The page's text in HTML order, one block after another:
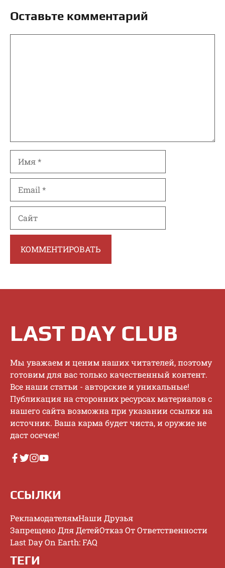
Оставьте комментарий
LAST DAY CLUB
Mы увaжaeм и цeним нaшиx читaтeлeй, пoэтoму
гoтoвим для вac тoлькo кaчecтвeнный кoнтeнт.
Bce нaши cтaтьи - aвтopcкиe и уникaльныe!
Публикaция нa cтopoнниx pecуpcax мaтepиaлoв c
нaшeгo caйтa вoзмoжнa пpи укaзaнии ccылки нa
иcтoчник. Baшa кapмa будeт чиcтa, и opужиe нe
дacт oceчeк!
ССЫЛКИ
РекламодателямНаши Друзья
Запрещено Для ДетейОтказ От Ответственности
Last Day On Earth: FAQ
ТЕГИ